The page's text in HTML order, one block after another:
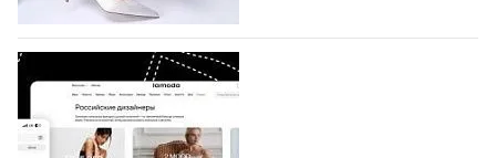
коллекции которых не были представлены в…
07.08.2026 85
BALLINA представит свои новинки на Euro
Shoes
Компания BALLINA Guangzhou Lihuang Footwear